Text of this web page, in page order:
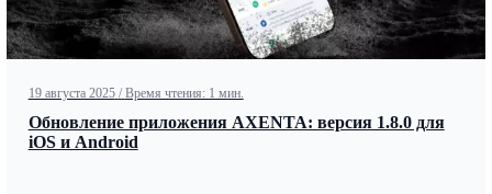
19 августа 2025 / Время чтения: 1 мин.
Обновление приложения AXENTA: версия 1.8.0 для
iOS и Android